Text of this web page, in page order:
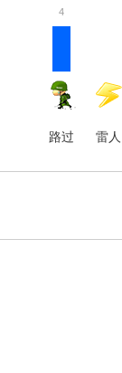
4
路过 雷人